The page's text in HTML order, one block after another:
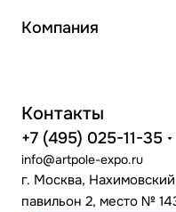
Компания
Контакты
+7 (495) 025-11-35
info@artpole-expo.ru
г. Москва,
павильон 2, место №